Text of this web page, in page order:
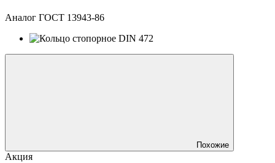
Аналог ГОСТ 13943-86
Похожие
Акция